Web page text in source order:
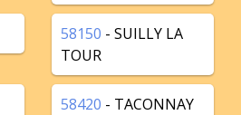
58150 - SUILLY LA
TOUR
58420 - TACONNAY